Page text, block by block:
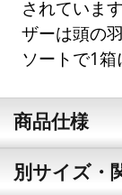
されていま
ザーは頭の
ソートで1箱
商品仕様
別サイズ・